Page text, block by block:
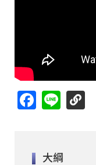
Facebook
Line
大綱